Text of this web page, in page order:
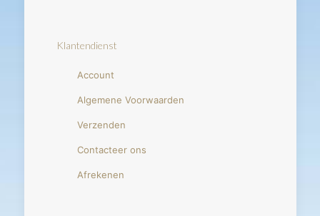
Klantendienst
Account
Algemene Voorwaarden
Verzenden
Contacteer ons
Afrekenen